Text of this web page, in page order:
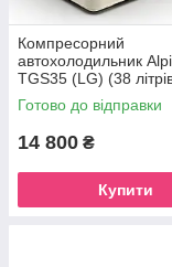
Компресорний
автохолодильник
TGS35 (LG) (38
Двокамерний. До -
24, 220 вольт)
Готово до відправки
14 800 ₴
Купити